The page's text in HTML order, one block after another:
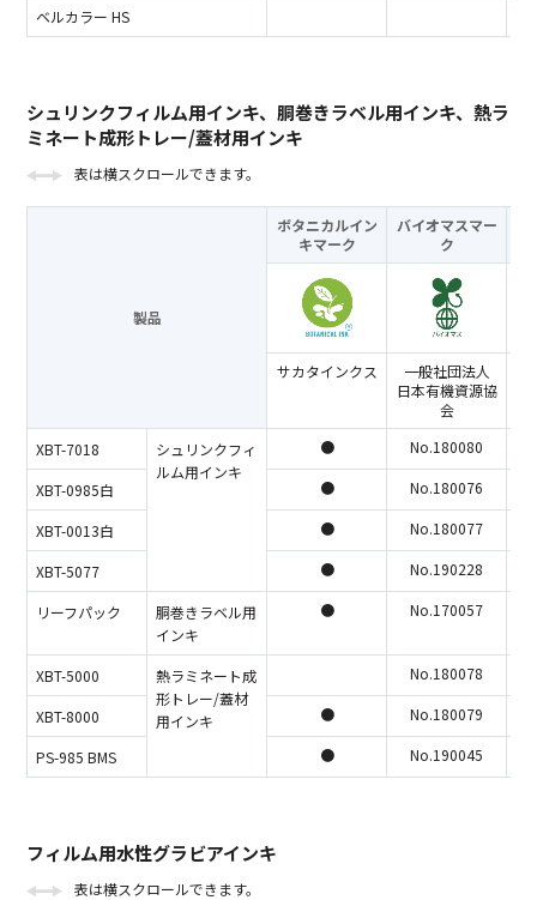
ベルカラー HS
シュリンクフィルム用インキ、胴巻きラベル用インキ、熱ラ
ミネート成形トレー/蓋材用インキ
表は横スクロールできます。
製品
ボタニカルイン
キマーク
バイオマスマー
ク
サカタインクス
一般社団法人
日本有機資源協
会
XBT-7018
シュリンクフィ
ルム用インキ
● No.180080
XBT-0985白 ● No.180076
XBT-0013白 ● No.180077
XBT-5077 ● No.190228
リーフパック
胴巻きラベル用
インキ
● No.170057
XBT-5000
熱ラミネート成
形トレー/蓋材
用インキ
No.180078
XBT-8000 ● No.180079
PS-985 BMS ● No.190045
フィルム用水性グラビアインキ
表は横スクロールできます。